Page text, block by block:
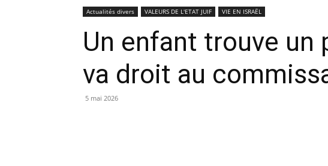
Actualités divers VALEURS DE L'ETAT JUIF VIE EN ISRAËL
Un enfant trouve un
va droit au
5 mai 2026